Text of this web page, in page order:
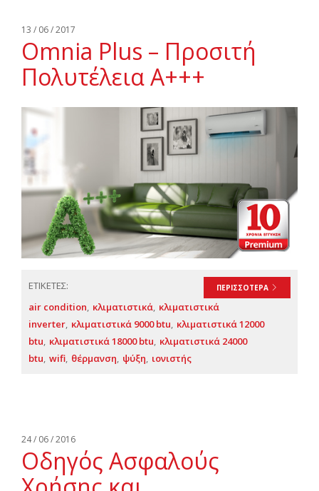
13 / 06 / 2017
Omnia Plus – Προσιτή
Πολυτέλεια Α+++
ΠΕΡΙΣΣΟΤΕΡΑ
ΕΤΙΚΕΤΕΣ:
air condition κλιματιστικά κλιματιστικά
inverter κλιματιστικά 9000 btu κλιματιστικά 12000
btu κλιματιστικά 18000 btu κλιματιστικά 24000
btu wifi θέρμανση ψύξη ιονιστής
24 / 06 / 2016
Οδηγός Ασφαλούς